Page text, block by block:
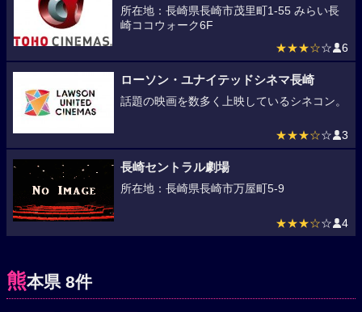
所在地：長崎県長崎市茂里町1-55 みらい長
崎ココウォーク6F
★★★☆☆ 6
ローソン・ユナイテッドシネマ長崎
話題の映画を数多く上映しているシネコン。
★★★☆☆ 3
長崎セントラル劇場
所在地：長崎県長崎市万屋町5-9
★★★☆☆ 4
熊本県 8件